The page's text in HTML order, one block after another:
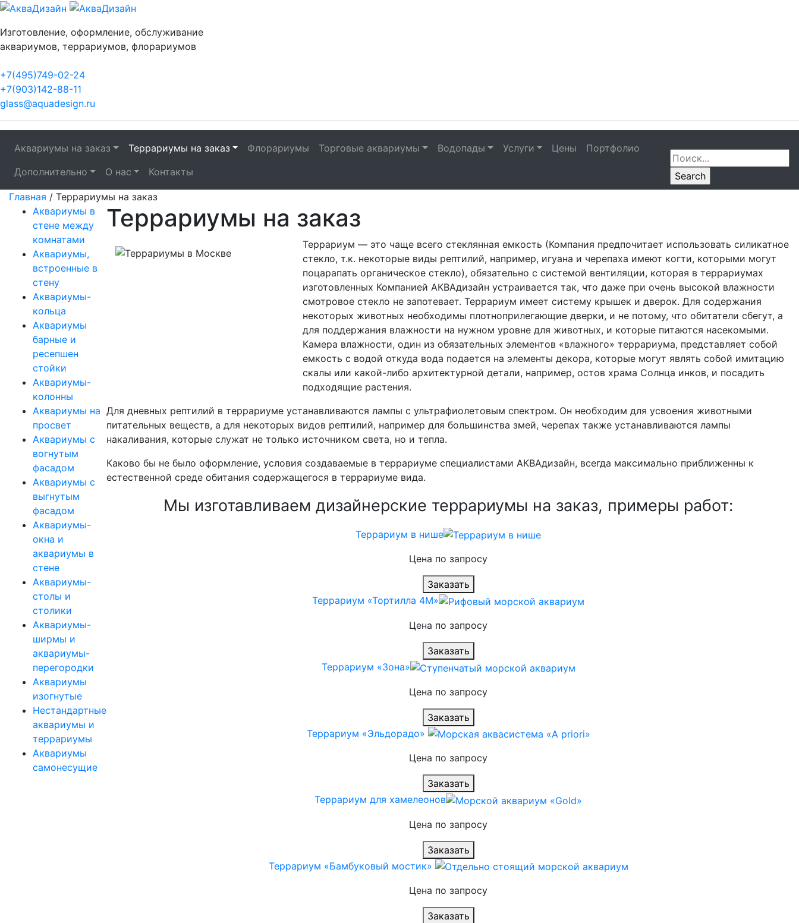
Изготовление, оформление, обслуживание
аквариумов, террариумов, флорариумов
+7(495)749-02-24
+7(903)142-88-11
glass@aquadesign.ru
Аквариумы на заказ Террариумы на заказ Флорариумы Торговые аквариумы Водопады Услуги Цены
Портфолио
Дополнительно
О нас Контакты
Главная / Террариумы на заказ
Аквариумы в
стене между
комнатами
Аквариумы,
встроенные в
стену
Аквариумы-
кольца
Аквариумы
барные и
ресепшен
стойки
Аквариумы-
колонны
Аквариумы на
просвет
Аквариумы с
вогнутым
фасадом
Аквариумы с
выгнутым
фасадом
Аквариумы-
окна и
аквариумы в
стене
Аквариумы-
столы и
столики
Аквариумы-
ширмы и
аквариумы-
перегородки
Аквариумы
изогнутые
Нестандартные
аквариумы и
террариумы
Аквариумы
самонесущие
Террариумы на заказ
Террариум — это чаще всего стеклянная емкость (Компания предпочитает использовать силикатное
стекло, т.к. некоторые виды рептилий, например, игуана и черепаха имеют когти, которыми могут
поцарапать органическое стекло), обязательно с системой вентиляции, которая в террариумах
изготовленных Компанией АКВАдизайн устраивается так, что даже при очень высокой влажности
смотровое стекло не запотевает. Террариум имеет систему крышек и дверок. Для содержания
некоторых животных необходимы плотноприлегающие дверки, и не потому, что обитатели сбегут, а
для поддержания влажности на нужном уровне для животных, и которые питаются насекомыми.
Камера влажности, один из обязательных элементов «влажного» террариума, представляет собой
емкость с водой откуда вода подается на элементы декора, которые могут являть собой имитацию
скалы или какой-либо архитектурной детали, например, остов храма Солнца инков, и посадить
подходящие растения.
Для дневных рептилий в террариуме устанавливаются лампы с ультрафиолетовым спектром. Он необходим для усвоения животными
питательных веществ, а для некоторых видов рептилий, например для большинства змей, черепах также устанавливаются лампы
накаливания, которые служат не только источником света, но и тепла.
Каково бы не было оформление, условия создаваемые в террариуме специалистами АКВАдизайн, всегда максимально приближенны к
естественной среде обитания содержащегося в террариуме вида.
Мы изготавливаем дизайнерские террариумы на заказ, примеры работ:
Террариум в нише
Цена по запросу
Заказать
Террариум «Тортилла 4М»
Цена по запросу
Заказать
Террариум «Зона»
Цена по запросу
Заказать
Террариум «Эльдорадо»
Цена по запросу
Заказать
Террариум для хамелеонов
Цена по запросу
Заказать
Террариум «Бамбуковый мостик»
Цена по запросу
Заказать